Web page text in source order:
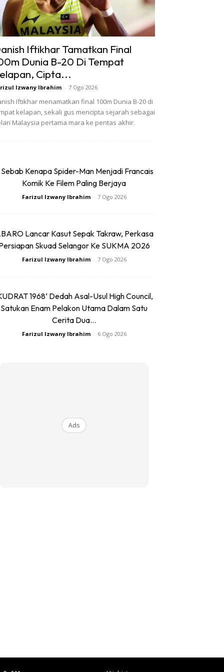
Iftikhar Tamatkan Final
Dunia B-20 Di Tempat
Cipta...
Izwany Ibrahim - 7 Ogo 2026
Iftikhar menamatkan final 100m Dunia B-20 di
kelapan, sekali gus mencipta sejarah sebagai
Malaysia pertama mara ke pentas akhir.
Kenapa Spider-Man Menjadi Francais
Komik Ke Filem Paling Berjaya
Farizul Izwany Ibrahim - 7 Ogo 2026
Lancar Kasut Sepak Takraw, Perkasa
Skuad Selangor Ke SUKMA 2026
Farizul Izwany Ibrahim - 7 Ogo 2026
1968’ Dedah Asal-Usul High Council,
Satukan Enam Pelakon Utama Dalam Satu
Cerita Dua...
Farizul Izwany Ibrahim - 6 Ogo 2026
Ads